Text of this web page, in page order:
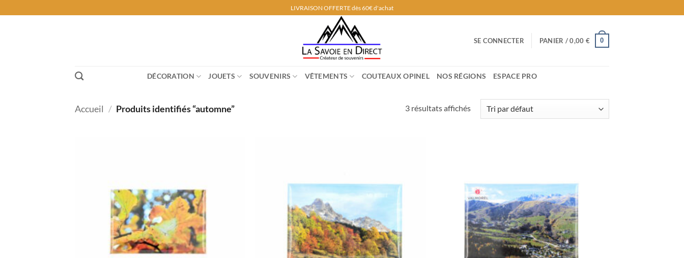
au
LIVRAISON OFFERTE dès 60€ d'achat
SE CONNECTER PANIER /0,00 € 0
DÉCORATION JOUETS SOUVENIRS VÊTEMENTS COUTEAUX OPINEL NOS RÉGIONS ESPACE PRO
Accueil / Produits identifiés “automne” 3 résultats affichés